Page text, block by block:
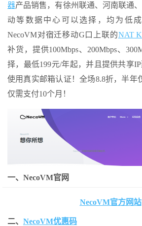
器产品销售，有徐州联通、河南联通
动等数据中心可以选择，均为低
NecoVM对宿迁移动G口上联的NAT
补货，提供100Mbps、200Mbps、
择，最低199元/年起，并且提供共享
使用真实邮箱认证！全场8.8折，半年
仅需支付10个月！
一、NecoVM官网
NecoVM官方网站
二、 NecoVM优惠码